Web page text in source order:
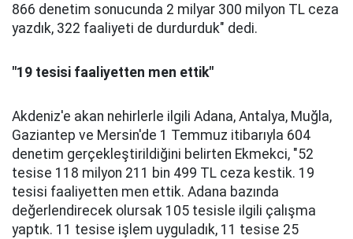
866 denetim sonucunda 2 milyar 300 milyon TL ceza
yazdık, 322 faaliyeti de durdurduk" dedi.
"19 tesisi faaliyetten men ettik"
Akdeniz'e akan nehirlerle ilgili Adana, Antalya, Muğla,
Gaziantep ve Mersin'de 1 Temmuz itibarıyla 604
denetim gerçekleştirildiğini belirten Ekmekci, "52
tesise 118 milyon 211 bin 499 TL ceza kestik. 19
tesisi faaliyetten men ettik. Adana bazında
değerlendirecek olursak 105 tesisle ilgili çalışma
yaptık. 11 tesise işlem uyguladık, 11 tesise 25